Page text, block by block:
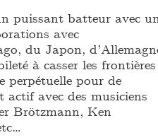
puissant batteur avec
avec
du Japon,
à casser les frontières
perpétuelle pour de
actif avec des musiciens
Brötzmann, Ken